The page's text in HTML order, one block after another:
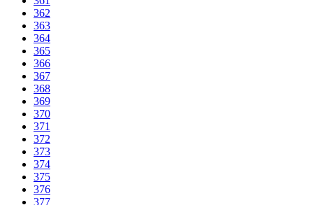
362
363
364
365
366
367
368
369
370
371
372
373
374
375
376
377